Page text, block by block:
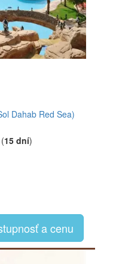
Dahab Red Sea)
15 dní)
a cenu